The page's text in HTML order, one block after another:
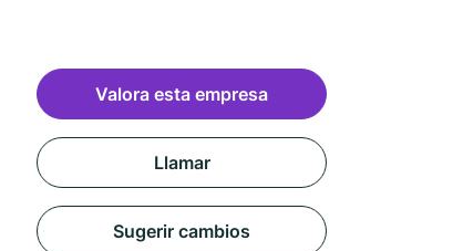
Valora esta empresa
Llamar
Sugerir cambios